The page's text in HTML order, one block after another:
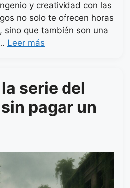
y creatividad con las
no solo te ofrecen horas
sino que también son una
Leer más
serie del
pagar un